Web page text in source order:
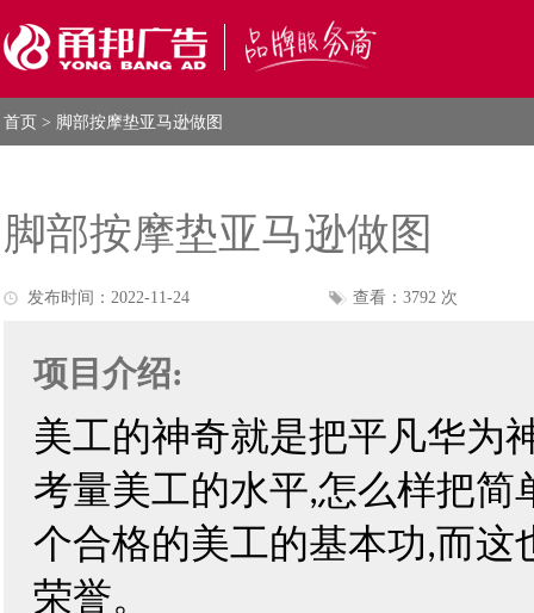
首页 > 脚部按摩垫亚马逊做图
脚部按摩垫亚马逊做图
发布时间：2022-11-24 查看：3792 次
项目介绍:
美工的神奇就是把平凡华为
考量美工的水平,怎么样把简
个合格的美工的基本功,而这
荣誉。